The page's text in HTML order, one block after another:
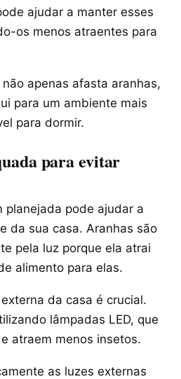
ajudar a manter esses
os menos atraentes para
apenas afasta aranhas,
para um ambiente mais
para dormir.
para evitar
planejada pode ajudar a
da sua casa. Aranhas são
pela luz porque ela atrai
alimento para elas.
da casa é crucial.
lâmpadas LED, que
atraem menos insetos.
as luzes externas